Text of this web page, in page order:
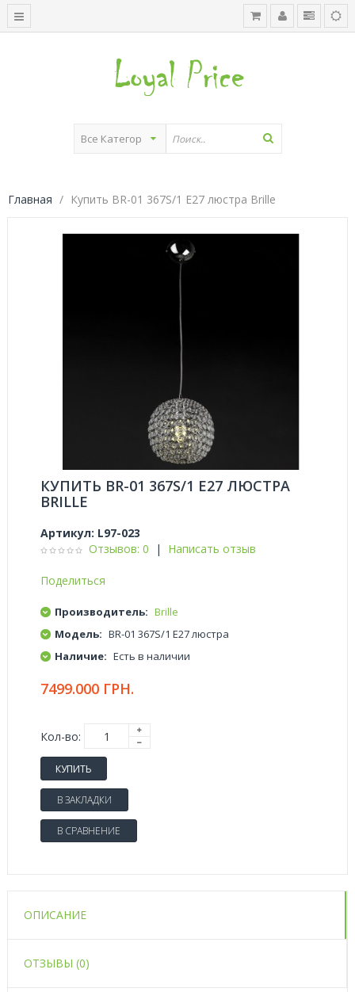
Главная Купить BR-01 367S/1 E27 люстра Brille
КУПИТЬ BR-01 367S/1 E27 ЛЮСТРА
BRILLE
Артикул: L97-023
Отзывов: 0 | Написать отзыв
Поделиться
Производитель: Brille
Модель: BR-01 367S/1 E27 люстра
Наличие: Есть в наличии
7499.000 ГРН.
Кол-во:
КУПИТЬ
В ЗАКЛАДКИ
В СРАВНЕНИЕ
ОПИСАНИЕ
ОТЗЫВЫ (0)